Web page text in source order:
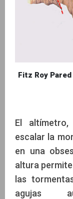
Fitz Roy
El altímetro,
escalar la
en una
altura
las
agujas